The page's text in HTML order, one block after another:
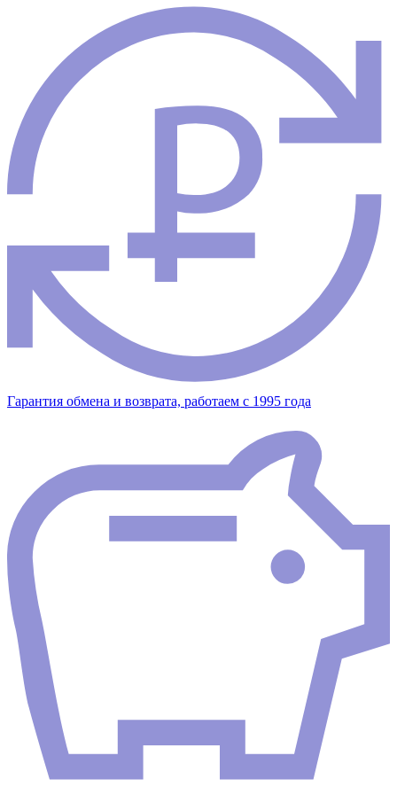
Гарантия обмена и возврата, работаем с 1995 года